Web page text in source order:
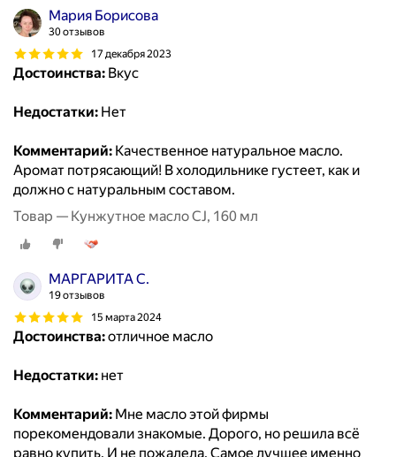
Мария Борисова
30 отзывов
17 декабря 2023
Достоинства: Вкус
Недостатки: Нет
Комментарий: Качественное натуральное масло.
Аромат потрясающий! В холодильнике густеет, как и
должно с натуральным составом.
Товар — Кунжутное масло CJ, 160 мл
МАРГАРИТА С.
19 отзывов
15 марта 2024
Достоинства:отличное масло
Недостатки: нет
Комментарий: Мне масло этой фирмы
порекомендовали знакомые. Дорого, но решила всё
равно купить. И не пожалела. Самое лучшее именно